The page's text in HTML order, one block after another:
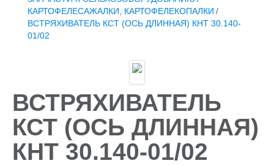
АККУМУЛЯТОРЫ,РЕМНИ,МАНЖЕТЫ, РВД И ДРУГОЕ
ЗАПЧАСТИ К СЕЛЬХОЗОБОРУДОВАНИЮ
Доставка и оплата
КАРТОФЕЛЕСАЖАЛКИ, КАРТОФЕЛЕКОПАЛКИ /
ВСТРЯХИВАТЕЛЬ КСТ (ОСЬ ДЛИННАЯ) КНТ 30.140-
01/02
ВСТРЯХИВАТЕЛЬ
КСТ (ОСЬ ДЛИННАЯ)
КНТ 30.140-01/02